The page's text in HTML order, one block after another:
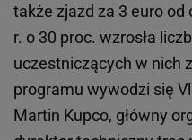
także zjazd za 3 euro od
r. o 30 proc. wzrosła
uczestniczących w nich
programu wywodzi się
Martin Kupco, główny